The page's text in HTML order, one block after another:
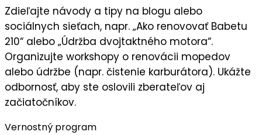
Zdieľajte návody a tipy na blogu alebo
sociálnych sieťach, napr. „Ako renovovať Babetu
210“ alebo „Údržba dvojtaktného motora“.
Organizujte workshopy o renovácii mopedov
alebo údržbe (napr. čistenie karburátora). Ukážte
odbornosť, aby ste oslovili zberateľov aj
začiatočníkov.
Vernostný program